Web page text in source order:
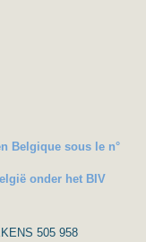
Belgique sous le n°
onder het BIV
505 958